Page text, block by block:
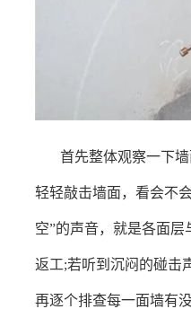
首先整体观察一下
轻轻敲击墙面，看会不
空”的声音，就是各面层
返工;若听到沉闷的碰击
再逐个排查每一面墙有